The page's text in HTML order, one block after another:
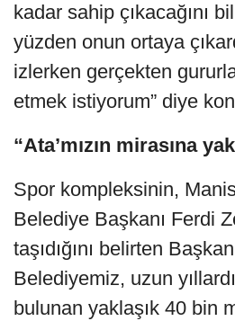
kadar sahip çıkacağını
yüzden onun ortaya
izlerken gerçekten
etmek istiyorum” diye
“Ata’mızın mirasına
Spor kompleksinin,
Belediye Başkanı Ferdi
taşıdığını belirten
Belediyemiz, uzun
bulunan yaklaşık 40 bin